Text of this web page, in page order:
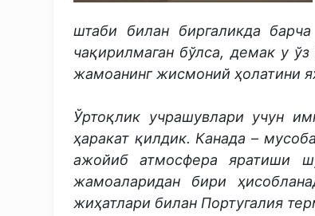
штаби билан биргаликда
чақирилмаган бўлса, демак у
жамоанинг жисмоний ҳолатини
Ўртоқлик учрашувлари учун
ҳаракат қилдик. Канада –
ажойиб атмосфера яратиши
жамоаларидан бири
жиҳатлари билан Португалия